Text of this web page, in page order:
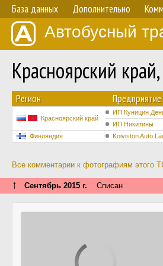
База данных Дополнительно
Автобусный
Красноярский
Регион Предприятие
Красноярский край
ИП Куницин
ИП Никитины
Финляндия
Koiviston Auto
Все комментарии к фотографиям этого
↑ Сентябрь 2015 г. Списан